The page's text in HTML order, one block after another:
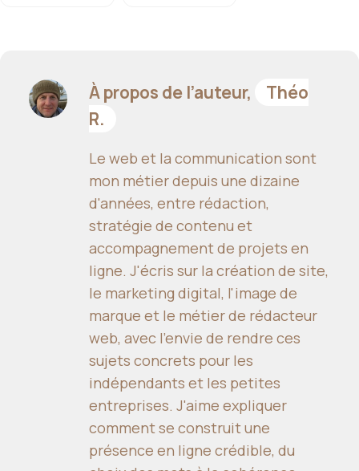
À propos de l’auteur,
Théo
R.
Le web et la communication sont
mon métier depuis une dizaine
d'années, entre rédaction,
stratégie de contenu et
accompagnement de projets en
ligne. J'écris sur la création de site,
le marketing digital, l'image de
marque et le métier de rédacteur
web, avec l'envie de rendre ces
sujets concrets pour les
indépendants et les petites
entreprises. J'aime expliquer
comment se construit une
présence en ligne crédible, du